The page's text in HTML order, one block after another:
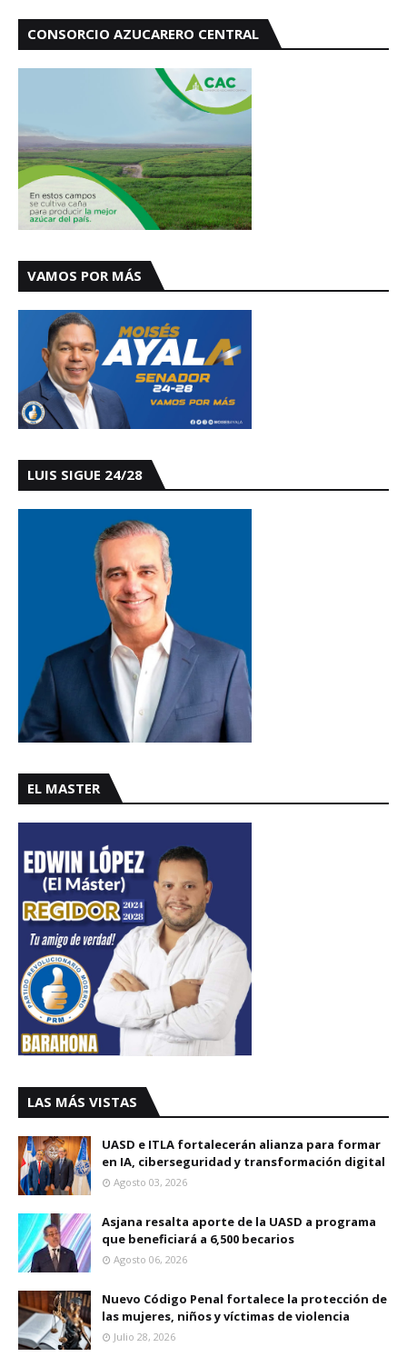
CONSORCIO AZUCARERO CENTRAL
VAMOS POR MÁS
LUIS SIGUE 24/28
EL MASTER
LAS MÁS VISTAS
UASD e ITLA fortalecerán alianza para formar
en IA, ciberseguridad y transformación digital
Agosto 03, 2026
Asjana resalta aporte de la UASD a programa
que beneficiará a 6,500 becarios
Agosto 06, 2026
Nuevo Código Penal fortalece la protección de
las mujeres, niños y víctimas de violencia
Julio 28, 2026